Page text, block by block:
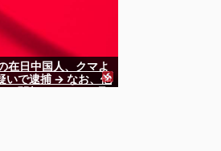
在日中国人、クマよ
いで逮捕 → なお、他